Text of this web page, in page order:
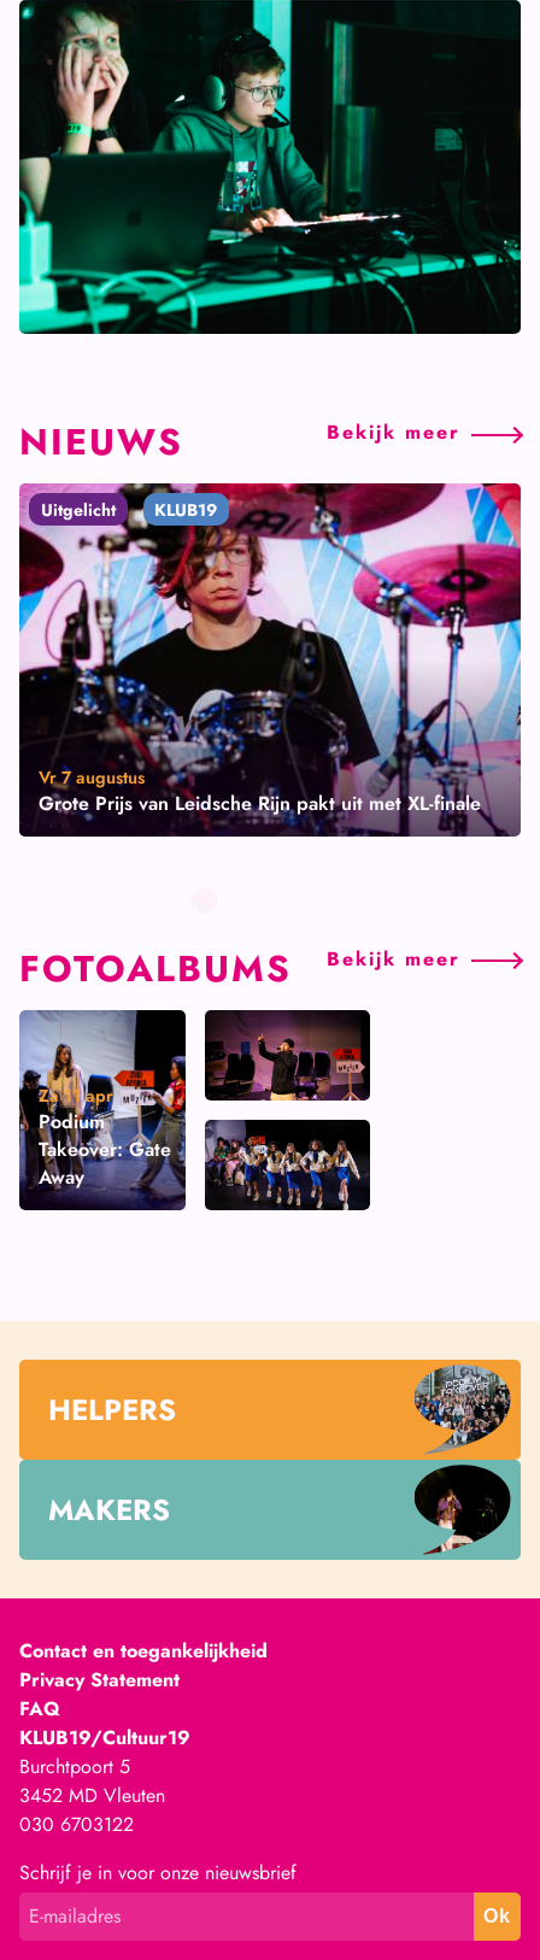
NIEUWS Bekijk meer
Uitgelicht KLUB19
Vr 7 augustus
Grote Prijs van Leidsche Rijn pakt uit met XL-finale
FOTOALBUMS Bekijk meer
Za 11 apr
Podium
Takeover: Gate
Away
HELPERS
MAKERS
Contact en toegankelijkheid
Privacy Statement
FAQ
KLUB19/Cultuur19
Burchtpoort 5
3452 MD Vleuten
030 6703122
Schrijf je in voor onze nieuwsbrief
Ok